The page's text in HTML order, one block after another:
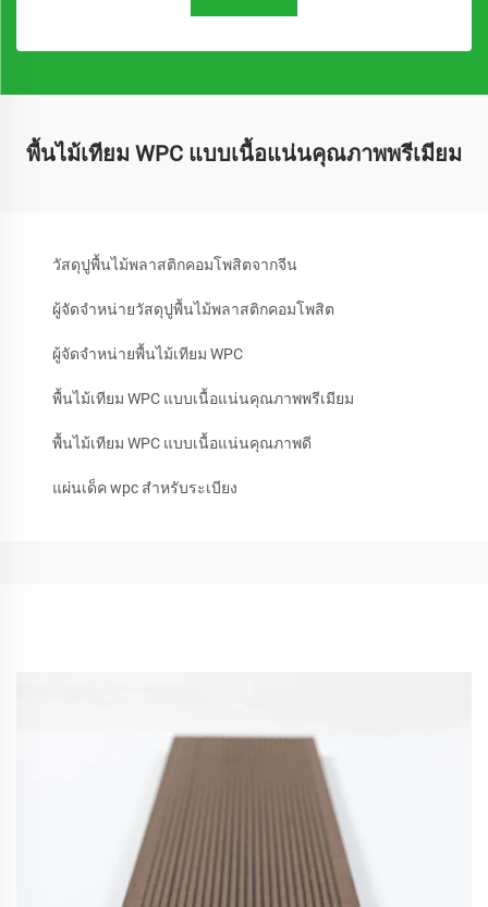
พื้นไม้เทียม WPC แบบเนื้อแน่นคุณภาพพรีเมียม
วัสดุปูพื้นไม้พลาสติกคอมโพสิตจากจีน
ผู้จัดจำหน่ายวัสดุปูพื้นไม้พลาสติกคอมโพสิต
ผู้จัดจำหน่ายพื้นไม้เทียม WPC
พื้นไม้เทียม WPC แบบเนื้อแน่นคุณภาพพรีเมียม
พื้นไม้เทียม WPC แบบเนื้อแน่นคุณภาพดี
แผ่นเด็ค wpc สำหรับระเบียง